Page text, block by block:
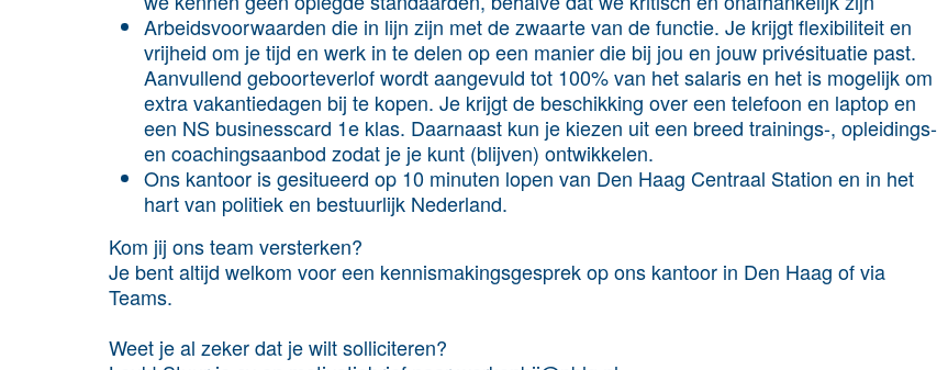
Arbeidsvoorwaarden die in lijn zijn met de zwaarte van de functie. Je krijgt flexibiliteit en
vrijheid om je tijd en werk in te delen op een manier die bij jou en jouw privésituatie past.
Aanvullend geboorteverlof wordt aangevuld tot 100% van het salaris en het is mogelijk om
extra vakantiedagen bij te kopen. Je krijgt de beschikking over een telefoon en laptop en
een NS businesscard 1e klas. Daarnaast kun je kiezen uit een breed trainings-, opleidings-
en coachingsaanbod zodat je je kunt (blijven) ontwikkelen.
Ons kantoor is gesitueerd op 10 minuten lopen van Den Haag Centraal Station en in het
hart van politiek en bestuurlijk Nederland.
Kom jij ons team versterken?
Je bent altijd welkom voor een kennismakingsgesprek op ons kantoor in Den Haag of via
Teams.
Weet je al zeker dat je wilt solliciteren?